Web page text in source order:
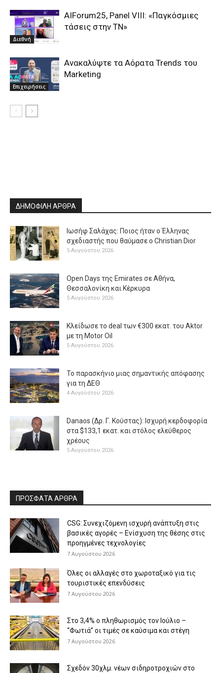
Διεθνή
AIForum25, Panel VIII: «Παγκόσμιες
τάσεις στην ΤΝ»
Επιχειρήσεις
Ανακαλύψτε τα Αόρατα Trends του
Marketing
ΔΗΜΟΦΙΛΗ ΑΡΘΡΑ
Ιωσήφ Σαλάχας: Ποιος ήταν ο Έλληνας
σχεδιαστής που θαύμασε ο Christian Dior
5 Αυγούστου 2026
Open Days της Emirates σε Αθήνα,
Θεσσαλονίκη και Κέρκυρα
5 Αυγούστου 2026
Κλείδωσε το deal των €300 εκατ. του Aktor
με τη Μotor Oil
5 Αυγούστου 2026
Το παρασκήνιο μιας σημαντικής απόφασης
για τη ΔΕΘ
4 Αυγούστου 2026
Danaos (Δρ. Γ. Κούστας): Ισχυρή κερδοφορία
στα $133,1 εκατ. και στόλος ελεύθερος
χρέους
5 Αυγούστου 2026
ΠΡΟΣΦΑΤΑ ΑΡΘΡΑ
CSG: Συνεχιζόμενη ισχυρή ανάπτυξη στις
βασικές αγορές – Ενίσχυση της θέσης στις
προηγμένες τεχνολογίες
7 Αυγούστου 2026
Όλες οι αλλαγές στο χωροταξικό για τις
τουριστικές επενδύσεις
7 Αυγούστου 2026
Στο 3,4% ο πληθωρισμός τον Ιούλιο –
“Φωτιά” οι τιμές σε καύσιμα και στέγη
7 Αυγούστου 2026
Σχεδόν 30χλμ. νέων σιδηροτροχιών στο